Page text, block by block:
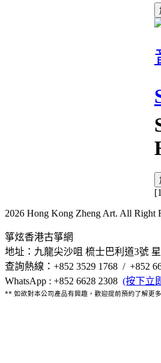
[1
2026 Hong Kong Zheng Art. All Right
箏炫香港古箏網
地址：九龍尖沙咀 梳士巴利道3號
查詢熱線：+852 3529 1768 / +852
WhatsApp : +852 6628 2308 (按下立
** 如欲對本公司產品有興趣，歡迎提前預約了解更